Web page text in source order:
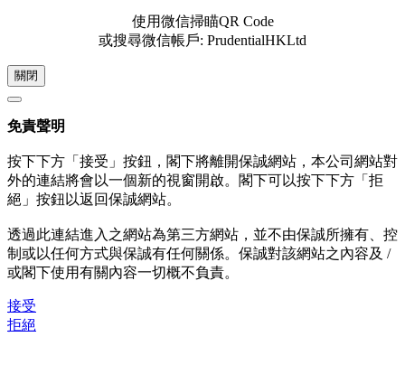
使用微信掃瞄QR Code
或搜尋微信帳戶: PrudentialHKLtd
關閉
免責聲明
按下下方「接受」按鈕，閣下將離開保誠網站，本公司網站對
外的連結將會以一個新的視窗開啟。閣下可以按下下方「拒
絕」按鈕以返回保誠網站。
透過此連結進入之網站為第三方網站，並不由保誠所擁有、控
制或以任何方式與保誠有任何關係。保誠對該網站之內容及 /
或閣下使用有關內容一切概不負責。
接受
拒絕